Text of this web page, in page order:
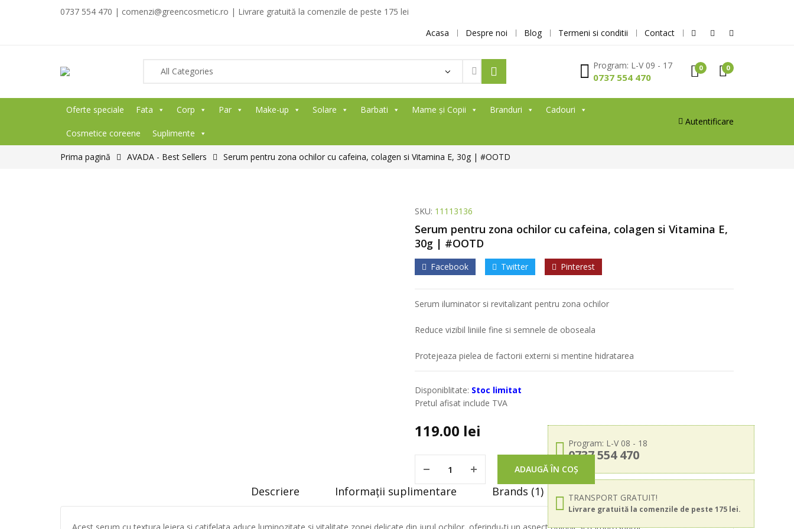
0737 554 470 | comenzi@greencosmetic.ro | Livrare gratuită la comenzile de peste 175 lei
Acasa
Despre noi Blog Termeni si conditii Contact
Program: L-V 09 - 17
0737 554 470
0 0
Oferte speciale Fata Corp Par Make-up Solare Barbati Mame și Copii Branduri Cadouri
Cosmetice coreene Suplimente
Autentificare
Prima pagină AVADA - Best Sellers Serum pentru zona ochilor cu cafeina, colagen si Vitamina E, 30g | #OOTD
SKU: 11113136
Serum pentru zona ochilor cu cafeina, colagen si Vitamina E,
30g | #OOTD
Facebook Twitter Pinterest
Serum iluminator si revitalizant pentru zona ochilor
Reduce vizibil liniile fine si semnele de oboseala
Protejeaza pielea de factorii externi si mentine hidratarea
Disponiblitate: Stoc limitat
Pretul afisat include TVA
Program: L-V 08 - 18
0737 554 470
TRANSPORT GRATUIT!
Livrare gratuită la comenzile de peste 175 lei.
119.00 lei
ADAUGĂ ÎN COȘ
Descriere Informații suplimentare Brands (1)